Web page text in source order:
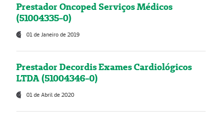
Prestador Oncoped Serviços Médicos
(51004335-0)
01 de Janeiro de 2019
Prestador Decordis Exames Cardiológicos
LTDA (51004346-0)
01 de Abril de 2020